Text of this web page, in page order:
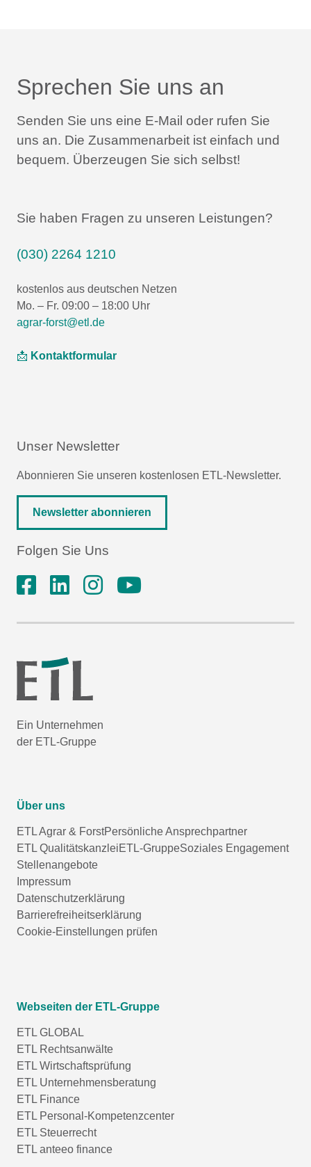
Sprechen Sie uns an
Senden Sie uns eine E-Mail oder rufen Sie
uns an. Die Zusammenarbeit ist einfach und
bequem. Überzeugen Sie sich selbst!
Sie haben Fragen zu unseren Leistungen?
(030) 2264 1210
kostenlos aus deutschen Netzen
Mo. – Fr. 09:00 – 18:00 Uhr
agrar-forst@etl.de
📩 Kontaktformular
Unser Newsletter
Abonnieren Sie unseren kostenlosen ETL-Newsletter.
Newsletter abonnieren
Folgen Sie Uns
Ein Unternehmen
der ETL-Gruppe
Über uns
ETL Agrar & ForstPersönliche Ansprechpartner
ETL QualitätskanzleiETL-GruppeSoziales Engagement
Stellenangebote
Impressum
Datenschutzerklärung
Barrierefreiheitserklärung
Cookie-Einstellungen prüfen
Webseiten der ETL-Gruppe
ETL GLOBAL
ETL Rechtsanwälte
ETL Wirtschaftsprüfung
ETL Unternehmensberatung
ETL Finance
ETL Personal-Kompetenzcenter
ETL Steuerrecht
ETL anteeo finance